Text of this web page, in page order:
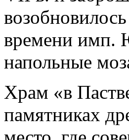
времени имп.
напольные
Храм «в
памятниках